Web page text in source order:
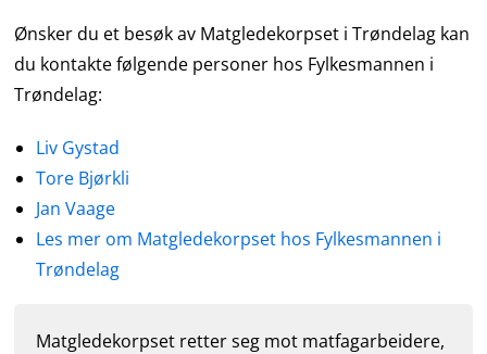
Ønsker du et besøk av Matgledekorpset i Trøndelag kan
du kontakte følgende personer hos Fylkesmannen i
Trøndelag:
Liv Gystad
Tore Bjørkli
Jan Vaage
Les mer om Matgledekorpset hos Fylkesmannen i
Trøndelag
Matgledekorpset retter seg mot matfagarbeidere,